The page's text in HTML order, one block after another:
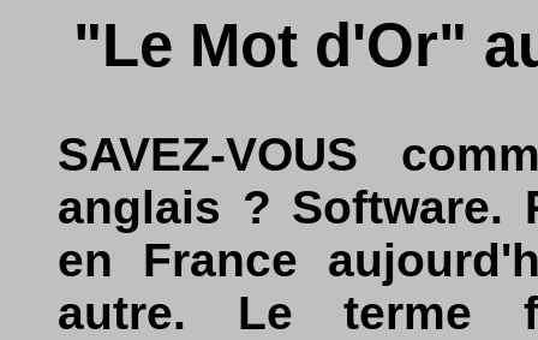
"Le Mot d'Or"
SAVEZ-VOUS
anglais ? Software.
en France
autre. Le terme